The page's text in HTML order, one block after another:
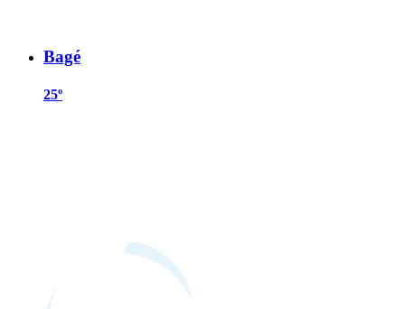
Bagé
25º